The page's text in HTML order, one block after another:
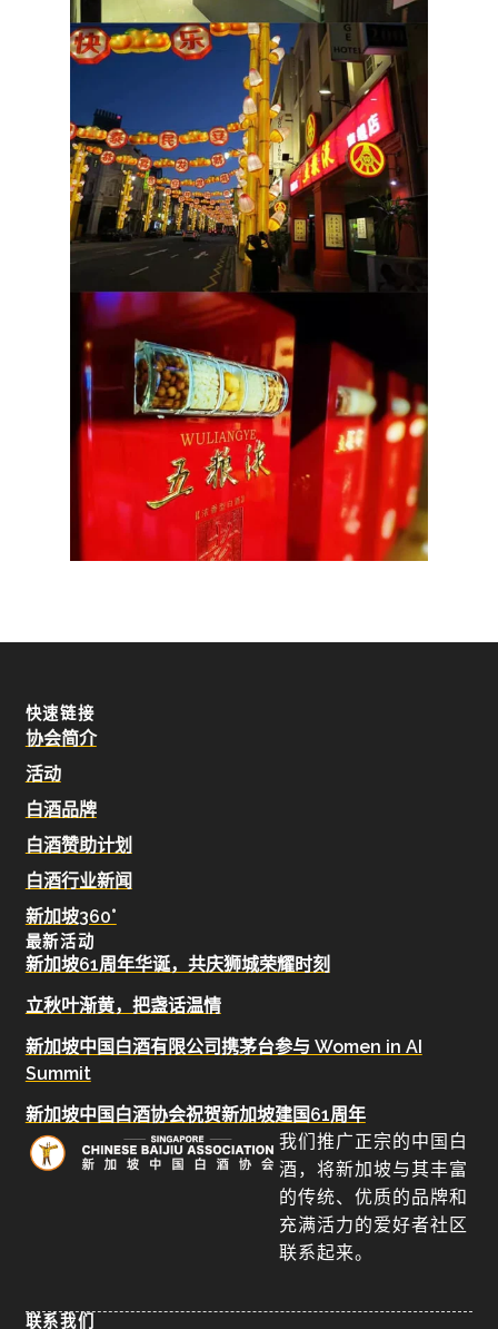
快速链接
协会简介
活动
白酒品牌
白酒赞助计划
白酒行业新闻
新加坡360°
最新活动
新加坡61周年华诞，共庆狮城荣耀时刻
立秋叶渐黄，把盏话温情
新加坡中国白酒有限公司携茅台参与 Women in AI
Summit
新加坡中国白酒协会祝贺新加坡建国61周年
我们推广正宗的中国白
酒，将新加坡与其丰富
的传统、优质的品牌和
充满活力的爱好者社区
联系起来。
联系我们